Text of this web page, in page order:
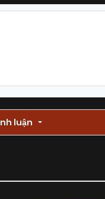
luận